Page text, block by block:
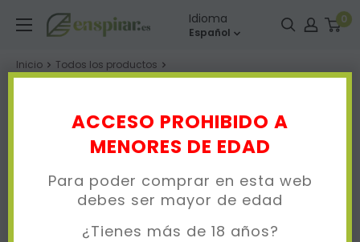
ACCESO PROHIBIDO A
MENORES DE EDAD
Para poder comprar en esta web
debes ser mayor de edad
¿Tienes más de 18 años?
directamente
contenido
Enspirar Idioma
Español
0
Inicio
Todos los productos
Depósito Hellvape Dead Rabbit RTA 4.5ml